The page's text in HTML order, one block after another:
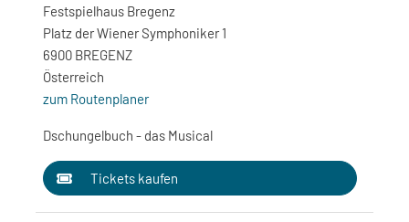
Festspielhaus Bregenz
Platz der Wiener Symphoniker 1
6900 BREGENZ
Österreich
zum Routenplaner
Dschungelbuch - das Musical
Tickets kaufen